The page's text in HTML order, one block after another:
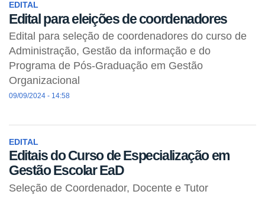
EDITAL
Edital para eleições de coordenadores
Edital para seleção de coordenadores do curso de
Administração, Gestão da informação e do
Programa de Pós-Graduação em Gestão
Organizacional
09/09/2024 - 14:58
EDITAL
Editais do Curso de Especialização em
Gestão Escolar EaD
Seleção de Coordenador, Docente e Tutor